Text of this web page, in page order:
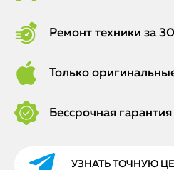
Ремонт техники за
Только
Бессрочная
УЗНАТЬ ТОЧНУЮ